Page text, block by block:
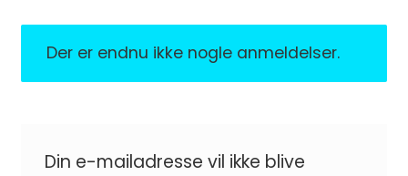
Der er endnu ikke nogle anmeldelser.
Din e-mailadresse vil ikke blive
e-mails fra Teaching FUNtastic. Du kan afmelde
dig når som helst.